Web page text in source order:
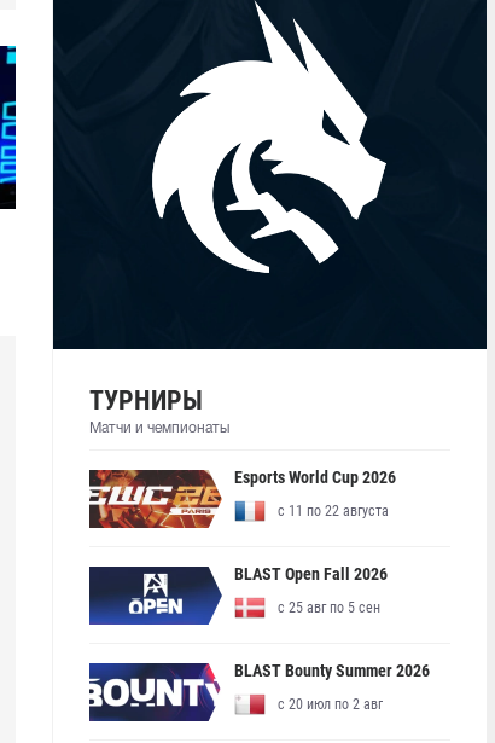
ТУРНИРЫ
Матчи и чемпионаты
Esports World Cup 2026
с 11 по 22 августа
BLAST Open Fall 2026
с 25 авг по 5 сен
BLAST Bounty Summer 2026
с 20 июл по 2 авг